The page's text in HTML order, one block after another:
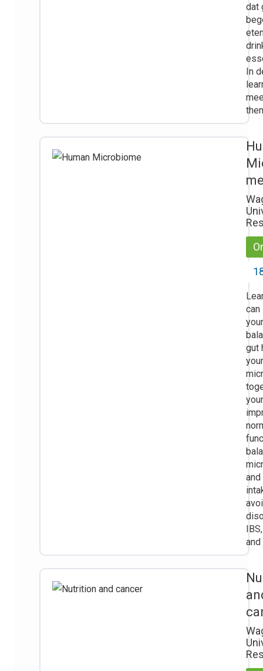
dat
In
can
gut
your